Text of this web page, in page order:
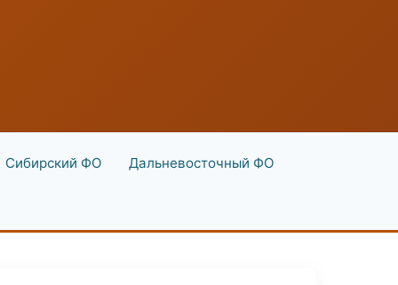
Сибирский ФО Дальневосточный ФО